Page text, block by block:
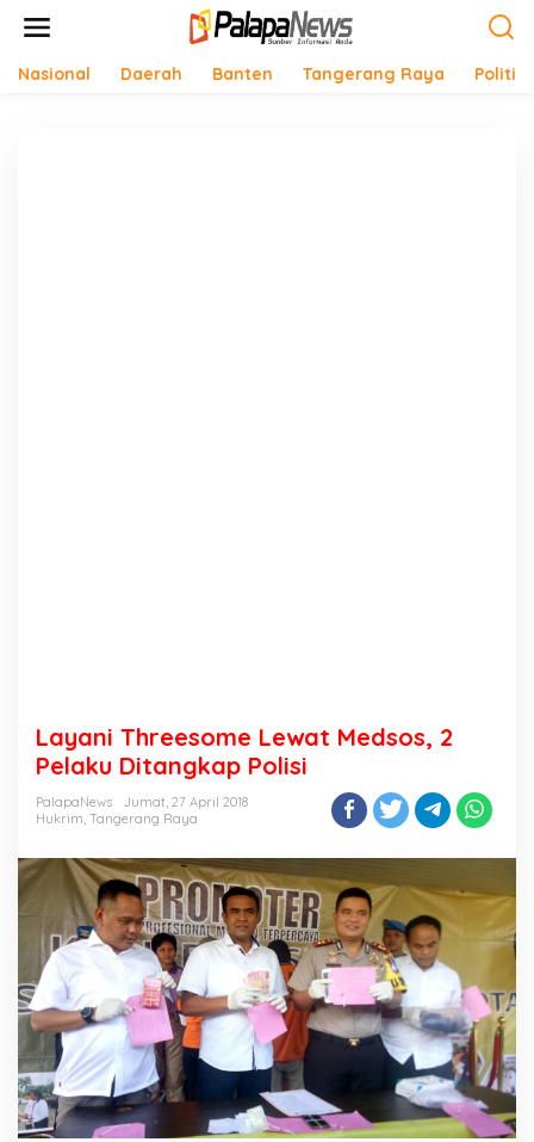
Nasional Daerah Banten Tangerang Raya Politik
Layani Threesome Lewat Medsos, 2
Pelaku Ditangkap Polisi
PalapaNews
Jumat, 27 April 2018
Hukrim, Tangerang Raya